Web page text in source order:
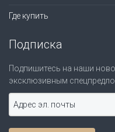
Где купить
Подписка
Подпишитесь на наши
эксклюзивным